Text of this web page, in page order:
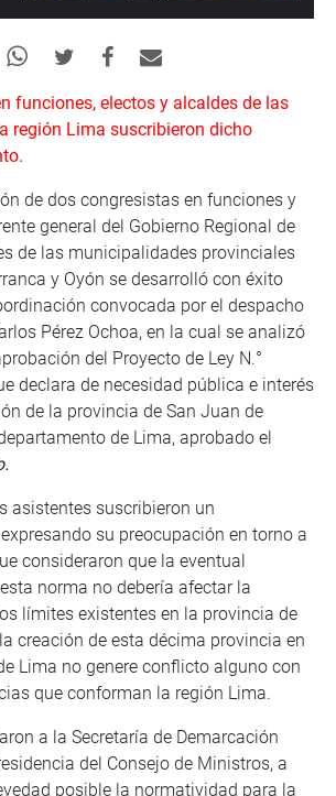
funciones, electos y alcaldes de las
región Lima suscribieron dicho
de dos congresistas en funciones y
general del Gobierno Regional de
de las municipalidades provinciales
y Oyón se desarrolló con éxito
convocada por el despacho
Pérez Ochoa, en la cual se analizó
del Proyecto de Ley N.°
declara de necesidad pública e interés
de la provincia de San Juan de
de Lima, aprobado el
asistentes suscribieron un
su preocupación en torno a
consideraron que la eventual
norma no debería afectar la
límites existentes en la provincia de
creación de esta décima provincia en
Lima no genere conflicto alguno con
que conforman la región Lima.
a la Secretaría de Demarcación
del Consejo de Ministros, a
posible la normatividad para la